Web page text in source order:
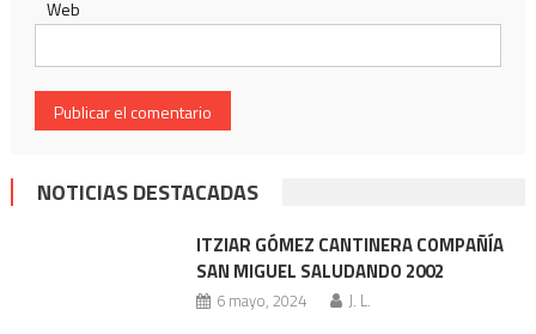
Web
NOTICIAS DESTACADAS
ITZIAR GÓMEZ CANTINERA COMPAÑÍA
SAN MIGUEL SALUDANDO 2002
6 mayo, 2024 J. L.